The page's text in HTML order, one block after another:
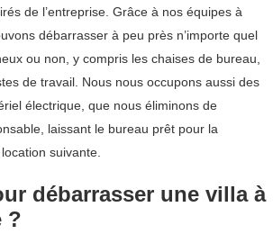
de l’entreprise. Grâce à nos équipes à
débarrasser à peu près n’importe quel
ou non, y compris les chaises de bureau,
de travail. Nous nous occupons aussi des
électrique, que nous éliminons de
laissant le bureau prêt pour la
suivante.
débarrasser une villa à
?